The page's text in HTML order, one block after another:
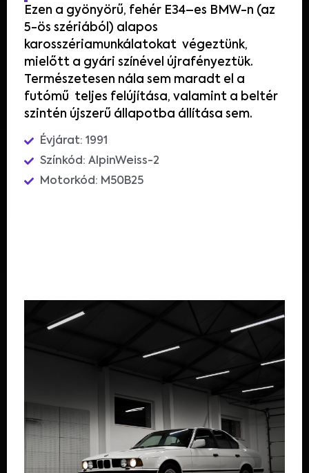
Ezen a gyönyörű, fehér E34–es BMW-n (az
5-ös szériából ) alapos
karosszériamunkálatokat végeztünk,
mielőtt a gyári színével újrafényeztük.
Természetesen nála sem maradt el a
futómű teljes felújítása, valamint a beltér
szintén újszerű állapotba állítása sem.
Évjárat: 1991
Színkód: AlpinWeiss-2
Motorkód: M50B25